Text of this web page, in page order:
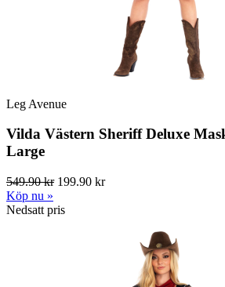
Leg Avenue
Vilda Västern Sheriff Deluxe
Large
549.90 kr199.90 kr
Köp nu »
Nedsatt pris